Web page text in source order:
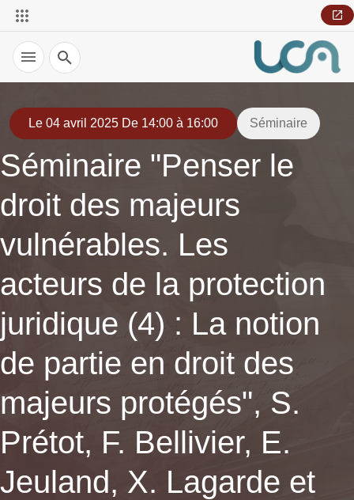
Recherche
Le 04 avril 2025 De 14:00 à 16:00 Séminaire
Séminaire "Penser le
droit des majeurs
vulnérables. Les
acteurs de la protection
juridique (4) : La notion
de partie en droit des
majeurs protégés", S.
Prétot, F. Bellivier, E.
Jeuland, X. Lagarde et